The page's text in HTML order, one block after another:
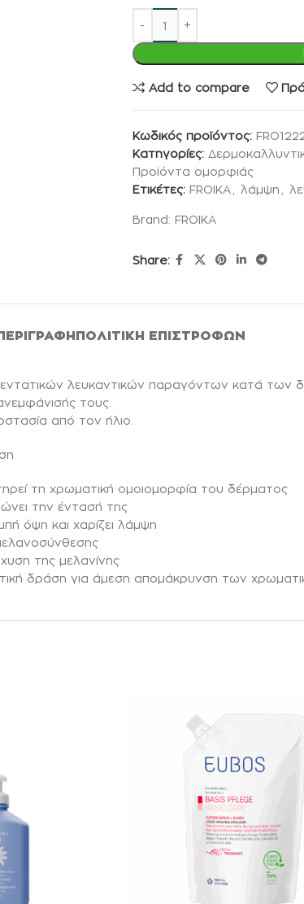
Add to compare
Κωδικός προϊόντος:
Κατηγορίες:
Προϊόντα ομορφιάς
Ετικέτες: FROIKA , λάμψη ,
Brand: FROIKA
Share:
ΠΟΛΙΤΙΚΉ ΕΠΙΣΤΡΟΦΏΝ
λευκαντικών παραγόντων κατά
τους.
από τον ήλιο.
τη χρωματική ομοιομορφία του δέρματος
την έντασή της
όψη και χαρίζει λάμψη
της μελανίνης
δράση για άμεση απομάκρυνση των